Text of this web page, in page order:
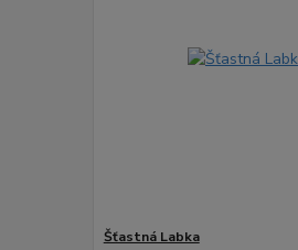
Šťastná Labka